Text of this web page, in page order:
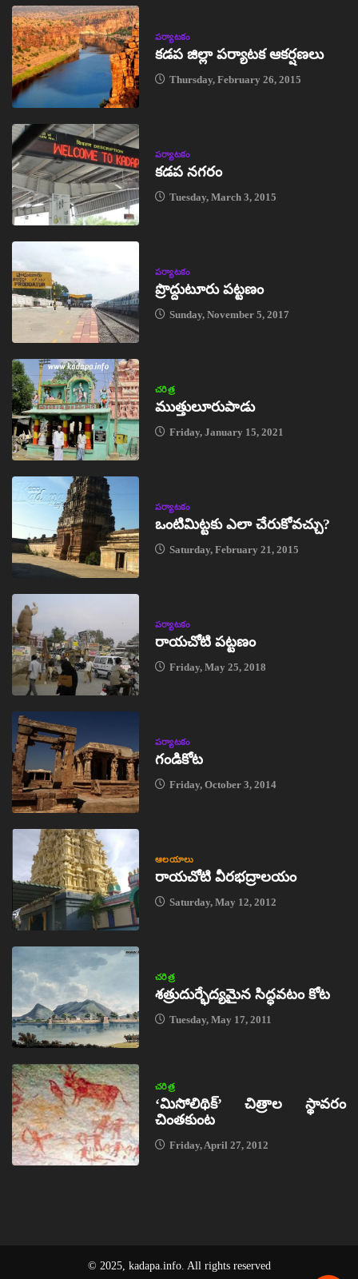
పర్యాటకం
కడప జిల్లా పర్యాటక ఆకర్షణలు
Thursday, February 26, 2015
పర్యాటకం
కడప నగరం
Tuesday, March 3, 2015
పర్యాటకం
ప్రొద్దుటూరు పట్టణం
Sunday, November 5, 2017
చరిత్ర
ముత్తులూరుపాడు
Friday, January 15, 2021
పర్యాటకం
ఒంటిమిట్టకు ఎలా చేరుకోవచ్చు?
Saturday, February 21, 2015
పర్యాటకం
రాయచోటి పట్టణం
Friday, May 25, 2018
పర్యాటకం
గండికోట
Friday, October 3, 2014
ఆలయాలు
రాయచోటి వీరభద్రాలయం
Saturday, May 12, 2012
చరిత్ర
శత్రుదుర్భేద్యమైన సిద్ధవటం కోట
Tuesday, May 17, 2011
చరిత్ర
‘మిసోలిథిక్‌’ చిత్రాల స్థావరం
చింతకుంట
Friday, April 27, 2012
© 2025, kadapa.info. All rights reserved